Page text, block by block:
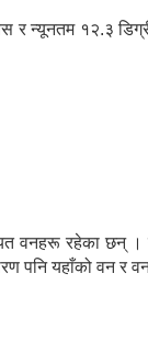
न्यूनतम १२.३
वनहरू रहेका छन्
पनि यहाँको वन र